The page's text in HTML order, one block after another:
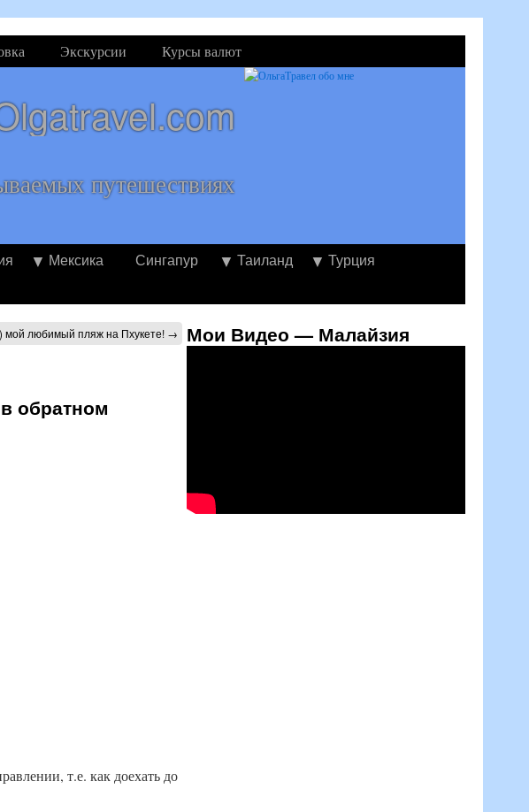
Экскурсии Курсы валют
путешествиях
Мексика Сингапур Таиланд
Турция
мой любимый пляж на Пхукете! →
обратном
т.е. как доехать до
Мои Видео — Малайзия